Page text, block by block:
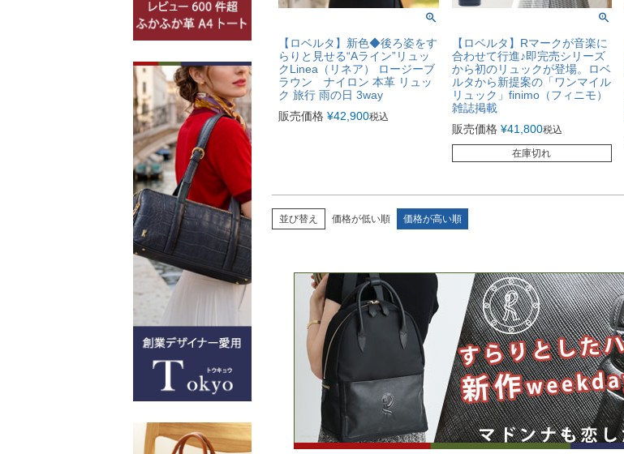
【ロベルタ】新色◆後ろ姿をす
らりと見せる“Aライン”リュッ
クLinea（リネア） ロージーブ
ラウン ナイロン 本革 リュッ
ク 旅行 雨の日 3way
販売価格 ¥42,900税込
【ロベルタ】Rマークが音楽に
合わせて行進♪即完売シリーズ
から初のリュックが登場。ロベ
ルタから新提案の「ワンマイル
リュック」finimo（フィニモ）
雑誌掲載
販売価格 ¥41,800税込
在庫切れ
並び替え 価格が低い順 価格が高い順